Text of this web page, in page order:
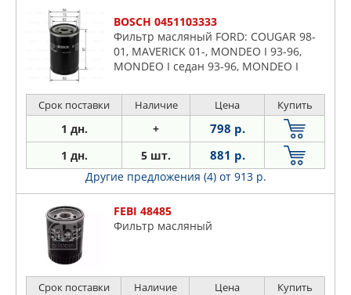
BOSCH 0451103333
Фильтр масляный FORD: COUGAR 98-
01, MAVERICK 01-, MONDEO I 93-96,
MONDEO I седан 93-96, MONDEO I
MONDEO II седан 96-00, MONDEO
Срок поставки Наличие Цена Купить
1 дн. + 798 р.
1 дн. 5 шт. 881 р.
Другие предложения (4) от 913 р.
FEBI 48485
Фильтp мacляный
Срок поставки Наличие Цена Купить